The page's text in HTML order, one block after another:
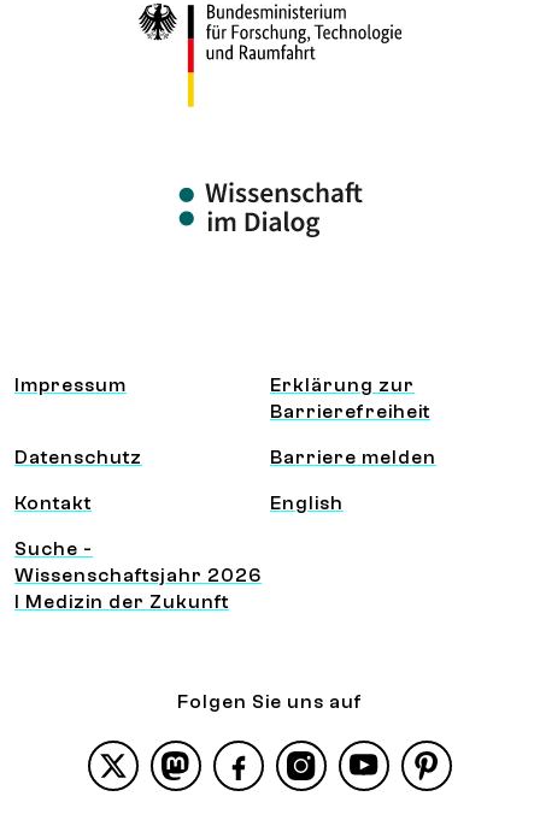
Information und Service
Impressum
Erklärung zur
Barrierefreiheit
Datenschutz Barriere melden
Kontakt English
Suche -
Wissenschaftsjahr 2026
I Medizin der Zukunft
Folgen Sie uns auf